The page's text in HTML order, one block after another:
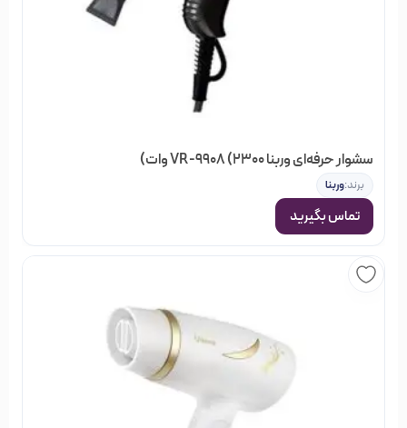
سشوار حرفه‌ای وربنا VR-9908 (2300 وات)
برند:وربنا
تماس بگیرید